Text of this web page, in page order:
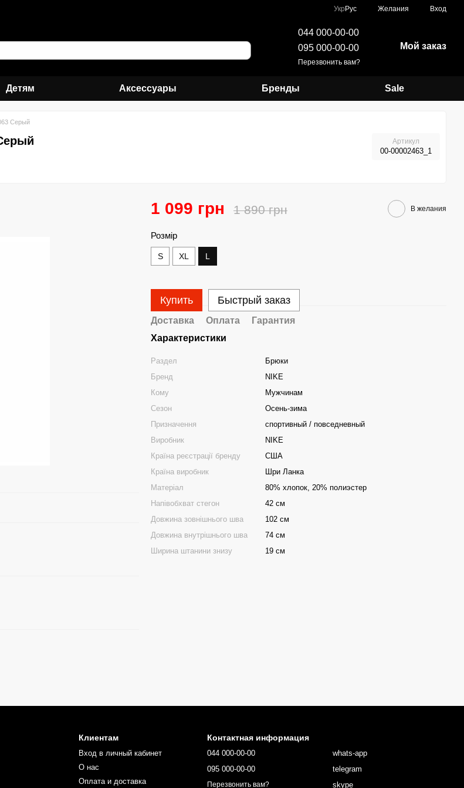
Укр Рус Желания Вход
044 000-00-00
095 000-00-00
Перезвонить вам?
Мой заказ
Детям Аксессуары Бренды Sale
Серый
Артикул
00-00002463_1
1 099 грн 1 890 грн В желания
Розмір
S XL L
Купить Быстрый заказ
Доставка Оплата
Гарантия
Характеристики
Раздел
Брюки
Бренд
NIKE
Кому
Мужчинам
Сезон
Осень-зима
Призначення
спортивный / повседневный
Виробник
NIKE
Країна реєстрації бренду
США
Країна виробник
Шри Ланка
Матеріал
80% хлопок, 20% полиэстер
Напівобхват стегон
42 см
Довжина зовнішнього шва
102 см
Довжина внутрішнього шва
74 см
Ширина штанини знизу
19 см
Клиентам
Вход в личный кабинет
О нас
Оплата и доставка
Контактная информация
044 000-00-00
095 000-00-00
Перезвонить вам?
whats-app
telegram
skype